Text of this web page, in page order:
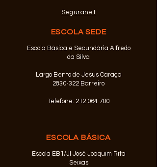
Seguranet
ESCOLA SEDE
Escola Básica e Secundária Alfredo
da Silva
Largo Bento de Jesus Caraça
2830-322 Barreiro
Telefone: 212 064 700
ESCOLA BÁSICA
Escola EB1/JI José Joaquim Rita
Seixas